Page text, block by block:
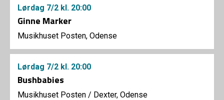
Lørdag 7/2 kl. 20:00
Ginne Marker
Musikhuset Posten, Odense
Lørdag 7/2 kl. 20:00
Bushbabies
Musikhuset Posten / Dexter, Odense